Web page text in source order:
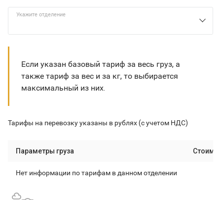
Укажите отделение
Если указан базовый тариф за весь груз, а
также тариф за вес и за кг, то выбирается
максимальный из них.
Тарифы на перевозку указаны в рублях (с учетом НДС)
Параметры груза
Нет информации по тарифам в данном отделении